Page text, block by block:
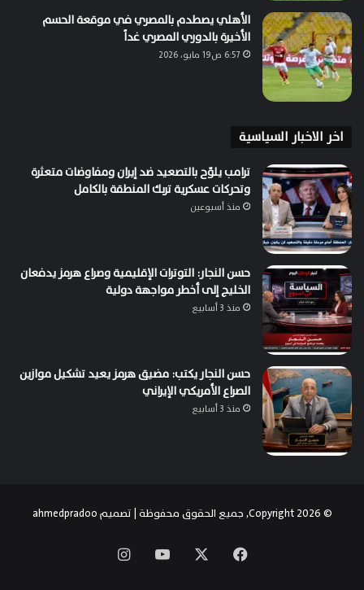
الأهلي يصطدم بالمصري في موقعة الحسم
الأخيرة بالدوري المصري غداً
6:57 ص19 مايو، 2026
اخر الاخبار السياسية
ترامب يلوّح بالتصعيد ضد إيران ومفاوضات متعثرة
وتحركات عسكرية تربك المنطقة بالكامل
منذ أسبوعين
حسن النجار: التوترات الإقليمية وصراع هرمز يدفعان
الخليج إلى أخطر مواجهة دولية
منذ 3 أسابيع
حسن النجار يكتب: مضيق هرمز يعيد تشكيل موازين
الصراع الأمريكي الإيراني
منذ 3 أسابيع
© Copyright 2026, جميع الحقوق محفوظة | تصميم ahmedpradoo
فيسبوك ‫YouTube